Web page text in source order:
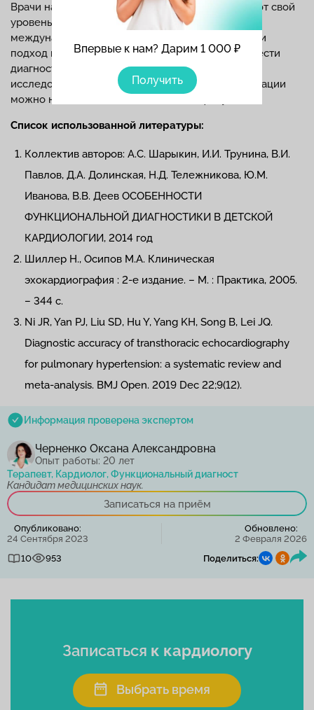
Впервые к нам? Дарим 1 000 ₽
Получить
Врачи нашей клиники постоянно совершенствуют свой
уровень, участвуя в семинарах, симпозиумах и
международных конференциях. Они умеют найти
подход к каждому маленькому пациенту и провести
диагностику максимально точно. Записаться на
исследование и прием к врачу любой специализации
можно на
Список использованной литературы:
Коллектив авторов: А.С. Шарыкин, И.И. Трунина, В.И.
Павлов, Д.А. Долинская, Н.Д. Тележникова, Ю.М.
Иванова, В.В. Деев ОСОБЕННОСТИ
ФУНКЦИОНАЛЬНОЙ ДИАГНОСТИКИ В ДЕТСКОЙ
КАРДИОЛОГИИ, 2014 год
Шиллер Н., Осипов М.А. Клиническая
эхокардиография : 2-е издание. – М. : Практика, 2005.
– 344 с.
Ni JR, Yan PJ, Liu SD, Hu Y, Yang KH, Song B, Lei JQ.
Diagnostic accuracy of transthoracic echocardiography
for pulmonary hypertension: a systematic review and
meta-analysis. BMJ Open. 2019 Dec 22;9(12).
Информация проверена экспертом
Черненко Оксана Александровна
Опыт работы: 20 лет
Терапевт, Кардиолог, Функциональный диагност
Кандидат медицинских наук.
Записаться на приём
Опубликовано:
24 Сентября 2023
Обновлено:
2 Февраля 2026
10
953 Поделиться:
Записаться к кардиологу
Выбрать время